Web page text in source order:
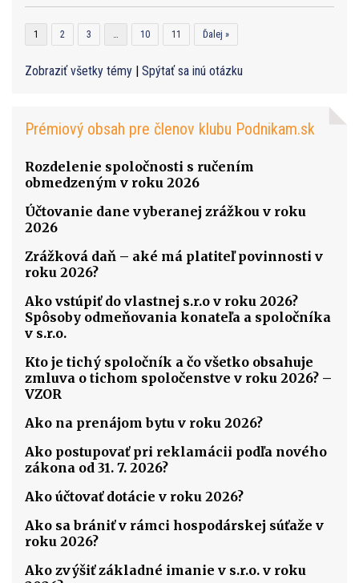
1 2 3 10 11 Ďalej »
Zobraziť všetky témy | Spýtať sa inú otázku
Prémiový obsah pre členov klubu Podnikam.sk
Rozdelenie spoločnosti s ručením
obmedzeným v roku 2026
Účtovanie dane vyberanej zrážkou v roku
2026
Zrážková daň – aké má platiteľ povinnosti v
roku 2026?
Ako vstúpiť do vlastnej s.r.o v roku 2026?
Spôsoby odmeňovania konateľa a spoločníka
v s.r.o.
Kto je tichý spoločník a čo všetko obsahuje
zmluva o tichom spoločenstve v roku 2026? –
VZOR
Ako na prenájom bytu v roku 2026?
Ako postupovať pri reklamácii podľa nového
zákona od 31. 7. 2026?
Ako účtovať dotácie v roku 2026?
Ako sa brániť v rámci hospodárskej súťaže v
roku 2026?
Ako zvýšiť základné imanie v s.r.o. v roku